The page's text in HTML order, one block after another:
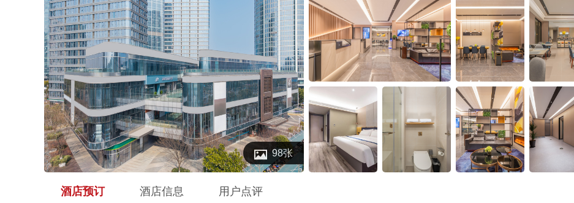
 98张
酒店预订 酒店信息 用户点评